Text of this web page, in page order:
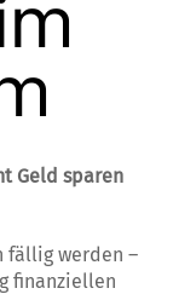
Geld sparen
fällig werden –
finanziellen